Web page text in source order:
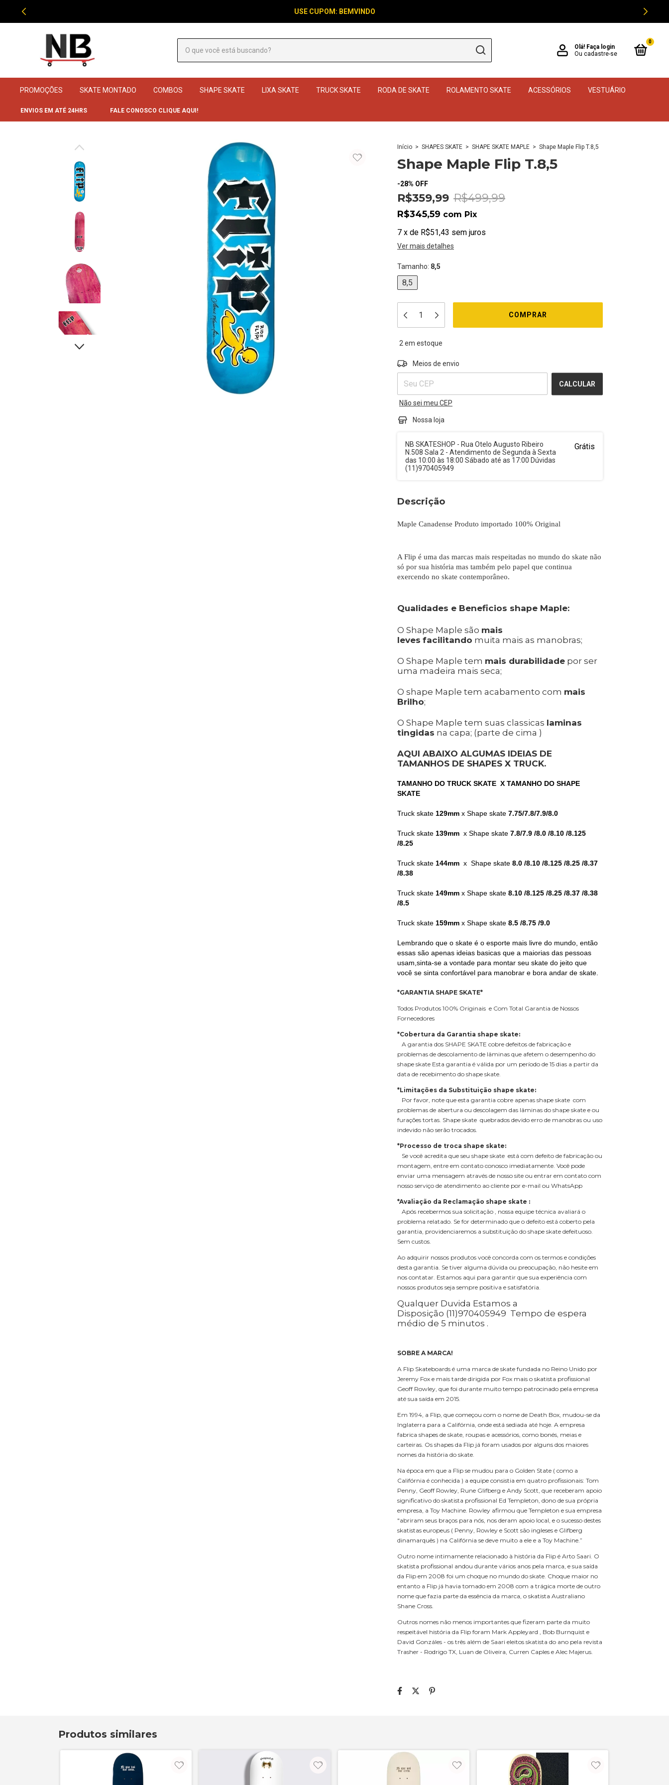
USE CUPOM: BEMVINDO
Olá! Faça login
Ou cadastre-se
0
PROMOÇÕES SKATE MONTADO COMBOS SHAPE SKATE LIXA SKATE TRUCK SKATE RODA DE SKATE ROLAMENTO SKATE ACESSÓRIOS VESTUÁRIO
ENVIOS EM ATÉ 24HRS FALE CONOSCO CLIQUE AQUI!
Início > SHAPES SKATE > SHAPE SKATE MAPLE > Shape Maple Flip T.8,5
Shape Maple Flip T.8,5
-28% OFF
R$359,99 R$499,99
R$345,59 com Pix
7 x de R$51,43 sem juros
Ver mais detalhes
Tamanho: 8,5
8,5
2 em estoque
Entregas para o CEP:
Meios de envio
CALCULAR
Não sei meu CEP
Nossa loja
NB SKATESHOP - Rua Otelo Augusto Ribeiro
N.508 Sala 2 - Atendimento de Segunda à Sexta
das 10:00 às 18:00 Sábado até as 17:00 Dúvidas
(11)970405949
Grátis
Descrição
Maple Canadense Produto importado 100% Original
A Flip é uma das marcas mais respeitadas no mundo do skate não
só por sua história mas também pelo papel que continua
exercendo no skate contemporâneo.
Qualidades e Beneficios shape Maple:
O Shape Maple são mais
leves facilitando muita mais as manobras;
O Shape Maple tem mais durabilidade por ser
uma madeira mais seca;
O shape Maple tem acabamento com mais
Brilho;
O Shape Maple tem suas classicas laminas
tingidas na capa; (parte de cima )
AQUI ABAIXO ALGUMAS IDEIAS DE
TAMANHOS DE SHAPES X TRUCK.
TAMANHO DO TRUCK SKATE X TAMANHO DO SHAPE
SKATE
Truck skate 129mm x Shape skate 7.75/7.8/7.9/8.0
Truck skate 139mm x Shape skate 7.8/7.9 /8.0 /8.10 /8.125
/8.25
Truck skate 144mm x Shape skate 8.0 /8.10 /8.125 /8.25 /8.37
/8.38
Truck skate 149mm x Shape skate 8.10 /8.125 /8.25 /8.37 /8.38
/8.5
Truck skate 159mm x Shape skate 8.5 /8.75 /9.0
Lembrando que o skate é o esporte mais livre do mundo, então
essas são apenas ideias basicas que a maiorias das pessoas
usam,sinta-se a vontade para montar seu skate do jeito que
você se sinta confortável para manobrar e bora andar de skate.
*GARANTIA SHAPE SKATE*
Todos Produtos 100% Originais e Com Total Garantia de Nossos
Fornecedores
*Cobertura da Garantia shape skate:
A garantia dos SHAPE SKATE cobre defeitos de fabricação e
problemas de descolamento de lâminas que afetem o desempenho do
shape skate Esta garantia é válida por um período de 15 dias a partir da
data de recebimento do shape skate.
*Limitações da Substituição shape skate:
Por favor, note que esta garantia cobre apenas shape skate com
problemas de abertura ou descolagem das lâminas do shape skate e ou
furações tortas. Shape skate quebrados devido erro de manobras ou uso
indevido não serão trocados.
*Processo de troca shape skate:
Se você acredita que seu shape skate está com defeito de fabricação ou
montagem, entre em contato conosco imediatamente. Você pode
enviar uma mensagem através de nosso site ou entrar em contato com
nosso serviço de atendimento ao cliente por e-mail ou WhatsApp
*Avaliação da Reclamação shape skate :
Após recebermos sua solicitação , nossa equipe técnica avaliará o
problema relatado. Se for determinado que o defeito está coberto pela
garantia, providenciaremos a substituição do shape skate defeituoso.
Sem custos.
Ao adquirir nossos produtos você concorda com os termos e condições
desta garantia. Se tiver alguma dúvida ou preocupação, não hesite em
nos contatar. Estamos aqui para garantir que sua experiência com
nossos produtos seja sempre positiva e satisfatória.
Qualquer Duvida Estamos a
Disposição (11)970405949 Tempo de espera
médio de 5 minutos .
SOBRE A MARCA!
A Flip Skateboards é uma marca de skate fundada no Reino Unido por
Jeremy Fox e mais tarde dirigida por Fox mais o skatista profissional
Geoff Rowley, que foi durante muito tempo patrocinado pela empresa
até sua saída em 2015.
Em 1994, a Flip, que começou com o nome de Death Box, mudou-se da
Inglaterra para a Califórnia, onde está sediada até hoje. A empresa
fabrica shapes de skate, roupas e acessórios, como bonés, meias e
carteiras. Os shapes da Flip já foram usados por alguns dos maiores
nomes da história do skate.
Na época em que a Flip se mudou para o Golden State ( como a
Califórnia é conhecida ) a equipe consistia em quatro profissionais: Tom
Penny, Geoff Rowley, Rune Glifberg e Andy Scott, que receberam apoio
significativo do skatista profissional Ed Templeton, dono de sua própria
empresa, a Toy Machine. Rowley afirmou que Templeton e sua empresa
"abriram seus braços para nós, nos deram apoio local, e o sucesso destes
skatistas europeus ( Penny, Rowley e Scott são ingleses e Glifberg
dinamarquês ) na Califórnia se deve muito a ele e a Toy Machine.”
Outro nome intimamente relacionado à história da Flip é Arto Saari. O
skatista profissional andou durante vários anos pela marca, e sua saída
da Flip em 2008 foi um choque no mundo do skate. Choque maior no
entanto a Flip já havia tomado em 2008 com a trágica morte de outro
nome que fazia parte da essência da marca, o skatista Australiano
Shane Cross.
Outros nomes não menos importantes que fizeram parte da muito
respeitável história da Flip foram Mark Appleyard , Bob Burnquist e
David Gonzáles - os três além de Saari eleitos skatista do ano pela revista
Trasher - Rodrigo TX, Luan de Oliveira, Curren Caples e Alec Majerus.
Produtos similares